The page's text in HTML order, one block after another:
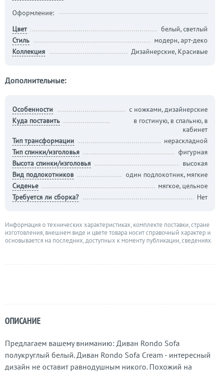
ОПИСАНИЕ
Предлагаем вашему вниманию: Диван Rondo Sofa
полукруглый белый. Диван Rondo Sofa Cream - интересный
дизайн не оставит равнодушным никого. Похожий на
Оформление:
Цвет
белый, светлый
Стиль
модерн, арт-деко
Коллекция
Дизайнерские, Красивые
Дополнительные:
Особенности
с ножками, дизайнерские
Куда поставить
в гостиную, в спальню, в
кабинет
Тип трансформации
нераскладной
Тип спинки/изголовья
фигурная
Высота спинки/изголовья
высокая
Вид подлокотников
один подлокотник, мягкие
Сиденье
мягкое, цельное
Требуется ли сборка?
Нет
Информация о технических характеристиках, комплекте поставки, стране
изготовления, внешнем виде и цвете товара носит справочный характер и
основывается на последних, доступных к моменту публикации, сведениях.